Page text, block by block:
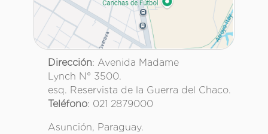
Dirección: Avenida Madame
Lynch N° 3500.
esq. Reservista de la Guerra del Chaco.
Teléfono: 021 2879000
Asunción, Paraguay.